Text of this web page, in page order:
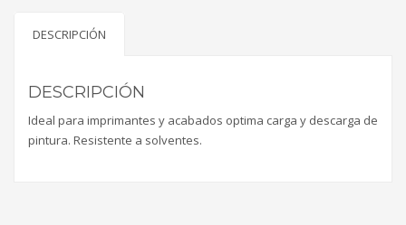
DESCRIPCIÓN
DESCRIPCIÓN
Ideal para imprimantes y acabados optima carga y descarga de
pintura. Resistente a solventes.